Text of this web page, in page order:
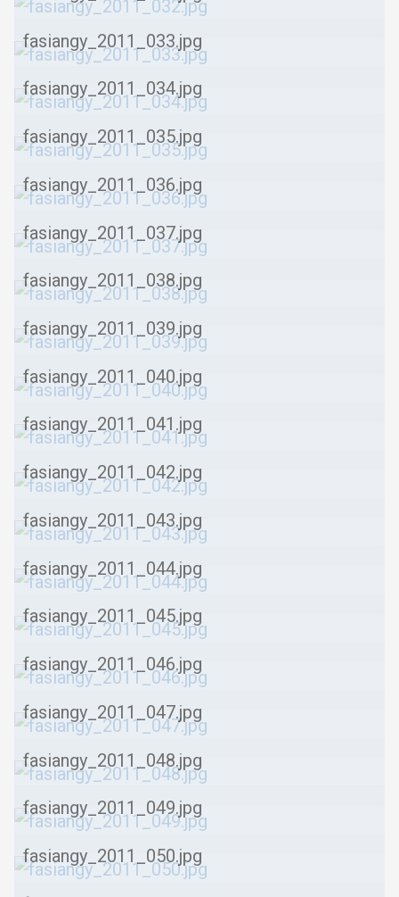
fasiangy_2011_033.jpg
fasiangy_2011_034.jpg
fasiangy_2011_035.jpg
fasiangy_2011_036.jpg
fasiangy_2011_037.jpg
fasiangy_2011_038.jpg
fasiangy_2011_039.jpg
fasiangy_2011_040.jpg
fasiangy_2011_041.jpg
fasiangy_2011_042.jpg
fasiangy_2011_043.jpg
fasiangy_2011_044.jpg
fasiangy_2011_045.jpg
fasiangy_2011_046.jpg
fasiangy_2011_047.jpg
fasiangy_2011_048.jpg
fasiangy_2011_049.jpg
fasiangy_2011_050.jpg